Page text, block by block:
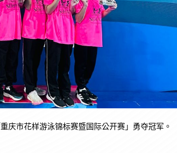
市花样游泳锦标赛暨国际公开赛」勇夺冠军。